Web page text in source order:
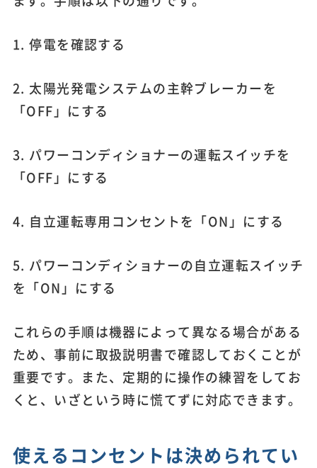
1. 停電を確認する
2. 太陽光発電システムの主幹ブレーカーを
「OFF」にする
3. パワーコンディショナーの運転スイッチを
「OFF」にする
4. 自立運転専用コンセントを「ON」にする
5. パワーコンディショナーの自立運転スイッチ
を「ON」にする
これらの手順は機器によって異なる場合がある
ため、事前に取扱説明書で確認しておくことが
重要です。また、定期的に操作の練習をしてお
くと、いざという時に慌てずに対応できます。
使えるコンセントは決められてい